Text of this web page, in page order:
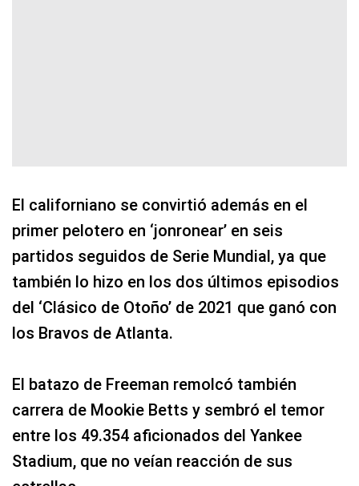
El californiano se convirtió además en el
primer pelotero en ‘jonronear’ en seis
partidos seguidos de Serie Mundial, ya que
también lo hizo en los dos últimos episodios
del ‘Clásico de Otoño’ de 2021 que ganó con
los Bravos de Atlanta.
El batazo de Freeman remolcó también
carrera de Mookie Betts y sembró el temor
entre los 49.354 aficionados del Yankee
Stadium, que no veían reacción de sus